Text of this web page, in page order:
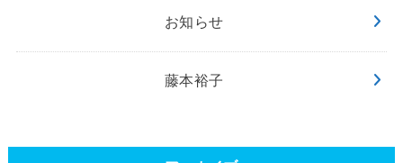
お知らせ
藤本裕子